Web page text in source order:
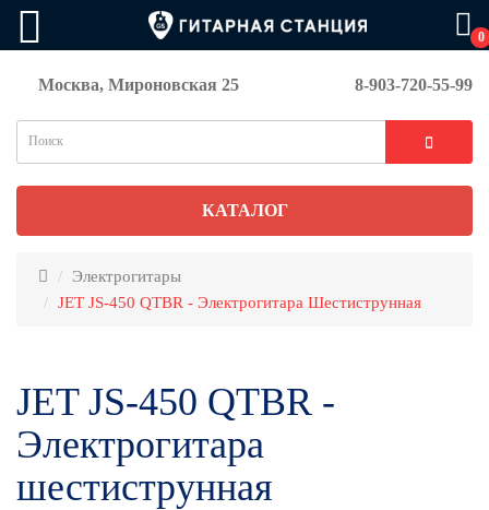
0
Москва, Мироновская 25 8-903-720-55-99
КАТАЛОГ
Электрогитары
JET JS-450 QTBR - Электрогитара Шестиструнная
JET JS-450 QTBR -
Электрогитара
шестиструнная